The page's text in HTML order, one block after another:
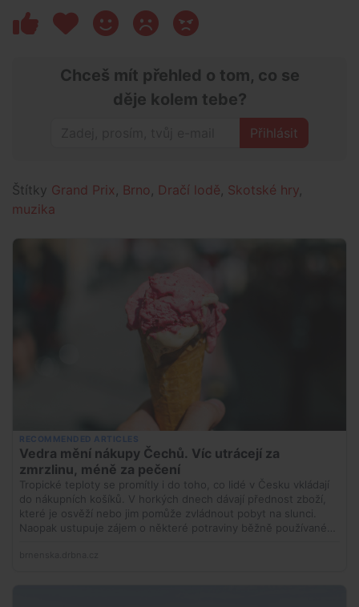
Chceš mít přehled o tom, co se
děje kolem tebe?
Přihlásit
Štítky Grand Prix Brno Dračí lodě Skotské hry
muzika